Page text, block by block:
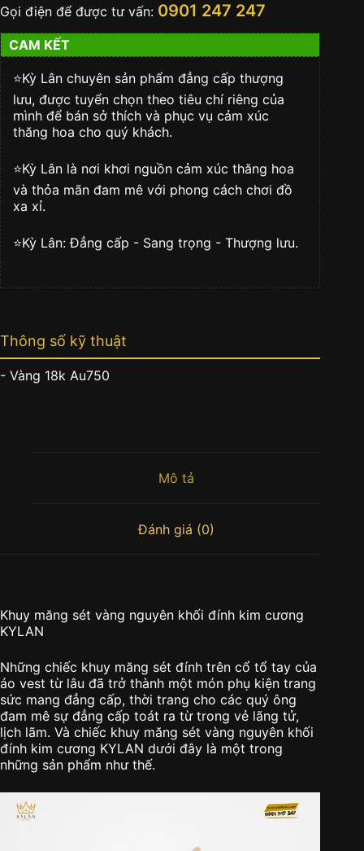
nguyên
khối
đính
kim
cương
KYLAN
số
lượng
Gọi điện để được tư vấn: 0901 247 247
CAM KẾT
⭐️Kỳ Lân chuyên sản phẩm đẳng cấp thượng
lưu, được tuyển chọn theo tiêu chí riêng của
mình để bán sở thích và phục vụ cảm xúc
thăng hoa cho quý khách.
⭐️Kỳ Lân là nơi khơi nguồn cảm xúc thăng hoa
và thỏa mãn đam mê với phong cách chơi đồ
xa xỉ.
⭐️Kỳ Lân: Đẳng cấp - Sang trọng - Thượng lưu.
Thông số kỹ thuật
- Vàng 18k Au750
Mô tả
Đánh giá (0)
Khuy măng sét vàng nguyên khối đính kim cương
KYLAN
Những chiếc khuy măng sét đính trên cổ tổ tay của
áo vest từ lâu đã trở thành một món phụ kiện trang
sức mang đẳng cấp, thời trang cho các quý ông
đam mê sự đẳng cấp toát ra từ trong vẻ lãng tử,
lịch lãm. Và chiếc khuy măng sét vàng nguyên khối
đính kim cương KYLAN dưới đây là một trong
những sản phẩm như thế.